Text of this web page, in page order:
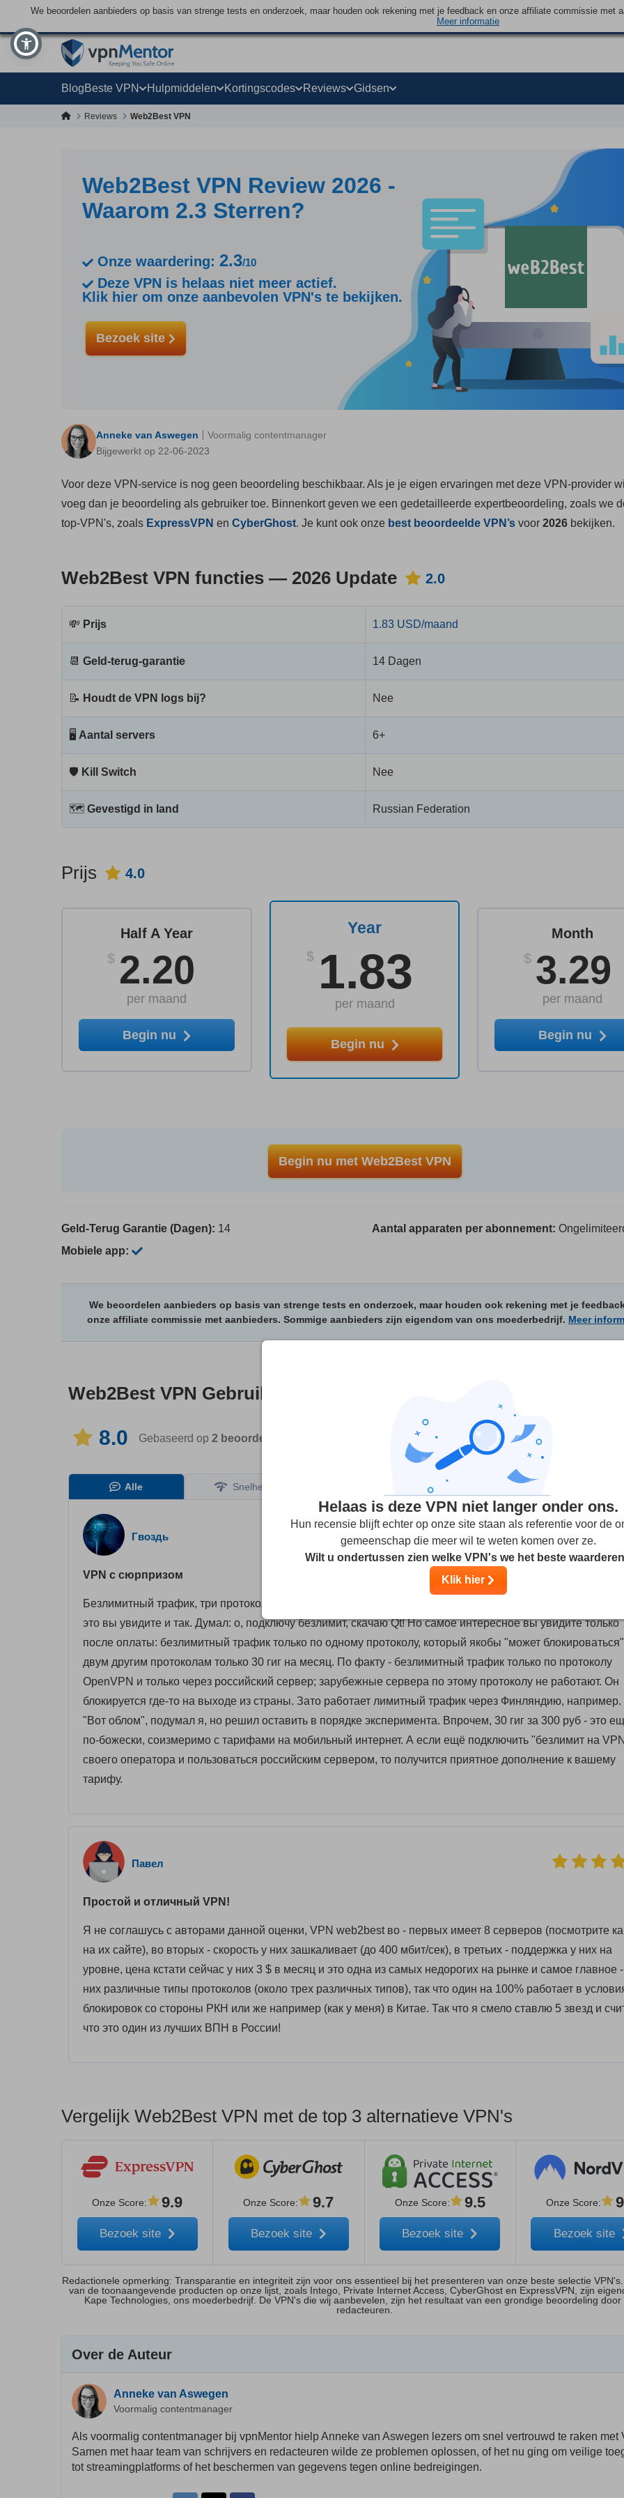
We beoordelen aanbieders op basis van strenge tests en onderzoek, maar houden ook rekening met je feedback en onze affiliate commissie met
Meer informatie
BlogBeste VPN Hulpmiddelen Kortingscodes Reviews Gidsen
Reviews Web2Best VPN
Web2Best VPN Review 2026 -
Waarom 2.3 Sterren?
Onze waardering: 2.3/10
Deze VPN is helaas niet meer actief.
Klik hier om onze aanbevolen VPN's te bekijken.
Bezoek site
Anneke van Aswegen
Bijgewerkt op 22-06-2023
Voormalig contentmanager
Voor deze VPN-service is nog geen beoordeling beschikbaar. Als je je eigen ervaringen met deze VPN-provider
voeg dan je beoordeling als gebruiker toe. Binnenkort geven we een gedetailleerde expertbeoordeling, zoals we
top-VPN's, zoals ExpressVPN en CyberGhost. Je kunt ook onze best beoordeelde VPN’s voor 2026 bekijken.
Web2Best VPN functies — 2026 Update 2.0
💸 Prijs 1.83 USD/maand
📆 Geld-terug-garantie 14 Dagen
📝 Houdt de VPN logs bij? Nee
🖥 Aantal servers 6+
🛡 Kill Switch Nee
🗺 Gevestigd in land Russian Federation
Prijs 4.0
Year
$ 1.83
per maand
Begin nu
Half A Year
$ 2.20
per maand
Begin nu
Month
$ 3.29
per maand
Begin nu
Begin nu met Web2Best VPN
Geld-Terug Garantie (Dagen): 14
Mobiele app:
Aantal apparaten per abonnement:
We beoordelen aanbieders op basis van strenge tests en onderzoek, maar houden ook rekening met je
onze affiliate commissie met aanbieders. Sommige aanbieders zijn eigendom van ons moederbedrijf. Meer
Web2Best VPN Gebruikersbeoordelingen
8.0 Gebaseerd op 2 beoordelingen
Alle Snelheid
Гвоздь
VPN с сюрпризом
Безлимитный трафик, три протокола подключения, демократичные цены, оплата российской картой -
это вы увидите и так. Думал: о, подключу безлимит, скачаю Qt! Но самое интересное вы увидите только
после оплаты: безлимитный трафик только по одному протоколу, который якобы "может
двум другим протоколам только 30 гиг на месяц. По факту - безлимитный трафик только по протоколу
OpenVPN и только через российский сервер; зарубежные сервера по этому протоколу не ра6отают. Он
блокируется где-то на выходе из страны. Зато ра6отает лимитный трафик через Финляндию, например.
"Вот облом", подумал я, но решил оставить в порядке эксперимента. Впрочем, 30 гиг за 300 руб - это
по-божески, соизмеримо с тарифами на мобильный интернет. А если ещё подключить "безлимит на
своего оператора и пользоваться российским сервером, то получится приятное дополнение к вашему
тарифу.
Павел
Простой и отличный VPN!
Я не соглашусь с авторами данной оценки, VPN web2best во - первых имеет 8 серверов (посмотрите
на их сайте), во вторых - скорость у них зашкаливает (до 400 мбит/сек), в третьих - поддержка у них на
уровне, цена кстати сейчас у них 3 $ в месяц и это одна из самых недорогих на рынке и самое главное
них различные типы протоколов (около трех различных типов), так что один на 100% работает в
блокировок со стороны РКН или же например (как у меня) в Китае. Так что я смело ставлю 5 звезд и
что это один из лучших ВПН в России!
Vergelijk Web2Best VPN met de top 3 alternatieve VPN's
Onze Score: 9.9
Bezoek site
Onze Score: 9.7
Bezoek site
Onze Score: 9.5
Bezoek site
Onze Score:
Bezoek site
Redactionele opmerking: Transparantie en integriteit zijn voor ons essentieel bij het presenteren van onze beste selectie
van de toonaangevende producten op onze lijst, zoals Intego, Private Internet Access, CyberGhost en ExpressVPN, zijn
Kape Technologies, ons moederbedrijf. De VPN's die wij aanbevelen, zijn het resultaat van een grondige beoordeling door
redacteuren.
Over de Auteur
Anneke van Aswegen
Voormalig contentmanager
Als voormalig contentmanager bij vpnMentor hielp Anneke van Aswegen lezers om snel vertrouwd te raken met
Samen met haar team van schrijvers en redacteuren wilde ze problemen oplossen, of het nu ging om veilige
tot streamingplatforms of het beschermen van gegevens tegen online bedreigingen.
Helaas is deze VPN niet langer onder ons.
Hun recensie blijft echter op onze site staan als referentie voor de
gemeenschap die meer wil te weten komen over ze.
Wilt u ondertussen zien welke VPN's we het beste
Klik hier